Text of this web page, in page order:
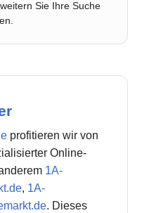
Sie Ihre Suche
profitieren wir von
Online-
1A-
, 1A-
. Dieses